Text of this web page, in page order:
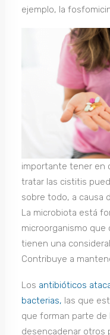
ejemplo, la
importante tener en
tratar las cistitis
sobre todo, a causa
La microbiota está
microorganismo que
tienen una
Contribuye a
Los antibióticos
bacterias, las que
que forman parte de
desencadenar otros